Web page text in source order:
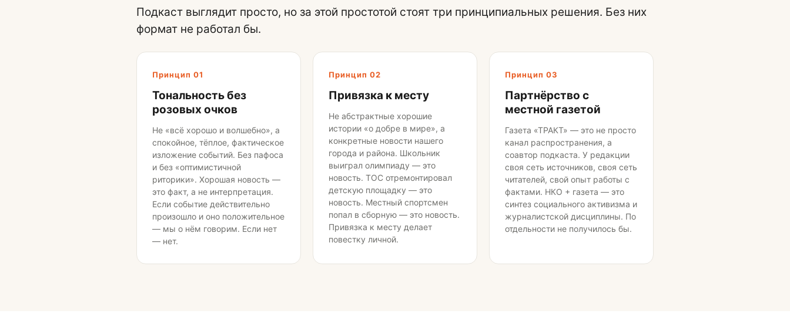
Подкаст выглядит просто, но за этой простотой стоят три принципиальных решения. Без них
формат не работал бы.
Принцип 01
Тональность без
розовых очков
Не «всё хорошо и волшебно», а
спокойное, тёплое, фактическое
изложение событий. Без пафоса
и без «оптимистичной
риторики». Хорошая новость —
это факт, а не интерпретация.
Если событие действительно
произошло и оно положительное
— мы о нём говорим. Если нет
— нет.
Принцип 02
Привязка к месту
Не абстрактные хорошие
истории «о добре в мире», а
конкретные новости нашего
города и района. Школьник
выиграл олимпиаду — это
новость. ТОС отремонтировал
детскую площадку — это
новость. Местный спортсмен
попал в сборную — это новость.
Привязка к месту делает
повестку личной.
Принцип 03
Партнёрство с
местной газетой
Газета «ТРАКТ» — это не просто
канал распространения, а
соавтор подкаста. У редакции
своя сеть источников, своя сеть
читателей, свой опыт работы с
фактами. НКО + газета — это
синтез социального активизма и
журналистской дисциплины. По
отдельности не получилось бы.